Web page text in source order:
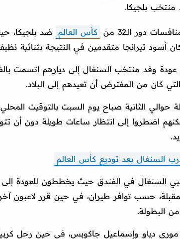
دور الـ32 من كأس العالم
ضد بلجيكا،
أسود تيرانجا متقدمين في النتيجة بثنائية
وفد منتخب السنغال إلى ديارهم اتسمت
كان من المفترض أن تعيدهم إلى البلاد.
حوالي الثانية صباح يوم السبت بالتوقيت
اضطروا إلى انتظار ساعات طويلة دون أن
السنغال بعد توديع كأس العالم
السنغال في الفندق حيث يخططون للعودة إلى
خلال الساعات الـ24 ساعة المقبلة، حسب توافر طيران، في حين قرر لاعبون
البطولة.
دياو وإسماعيل جاكوبس، في حين رحل